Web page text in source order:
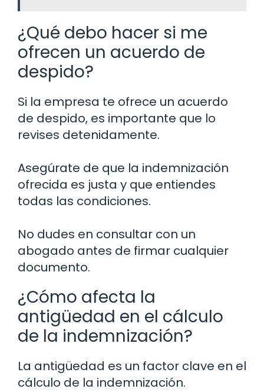
¿Qué debo hacer si me
ofrecen un acuerdo de
despido?
Si la empresa te ofrece un acuerdo
de despido, es importante que lo
revises detenidamente.
Asegúrate de que la indemnización
ofrecida es justa y que entiendes
todas las condiciones.
No dudes en consultar con un
abogado antes de firmar cualquier
documento.
¿Cómo afecta la
antigüedad en el cálculo
de la indemnización?
La antigüedad es un factor clave en el
cálculo de la indemnización.